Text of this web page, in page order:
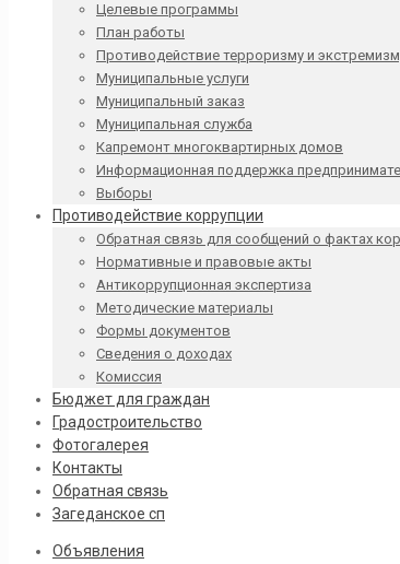
Целевые программы
План работы
Противодействие терроризму и
Муниципальные услуги
Муниципальный заказ
Муниципальная служба
Капремонт многоквартирных домов
Информационная поддержка
Выборы
Противодействие коррупции
Обратная связь для сообщений о фактах
Нормативные и правовые акты
Антикоррупционная экспертиза
Методические материалы
Формы документов
Сведения о доходах
Комиссия
Бюджет для граждан
Градостроительство
Фотогалерея
Контакты
Обратная связь
Загеданское сп
Объявления